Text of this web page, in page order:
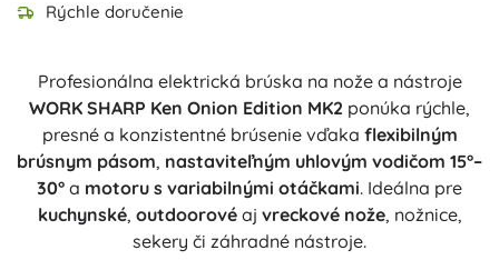
Rýchle doručenie
Profesionálna elektrická brúska na nože a nástroje
WORK SHARP Ken Onion Edition MK2 ponúka rýchle,
presné a konzistentné brúsenie vďaka flexibilným
brúsnym pásom, nastaviteľným uhlovým vodičom 15°–
30° a motoru s variabilnými otáčkami. Ideálna pre
kuchynské, outdoorovéaj vreckové nože, nožnice,
sekery či záhradné nástroje.